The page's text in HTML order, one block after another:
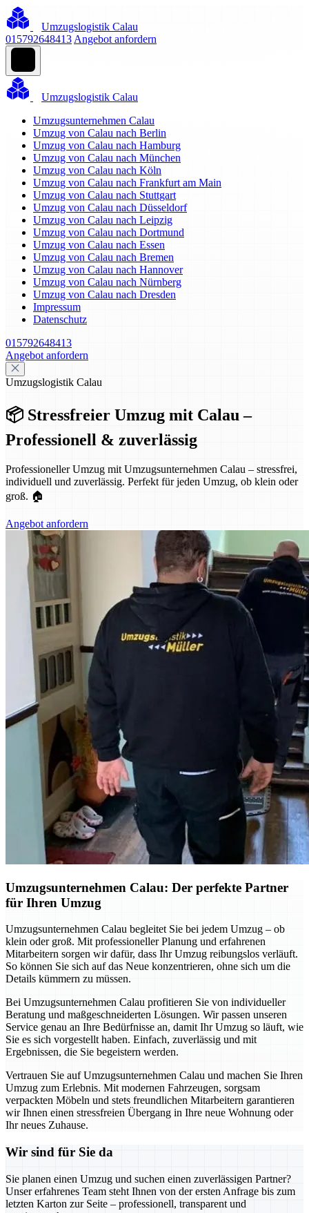
Umzugslogistik Calau
015792648413 Angebot anfordern
Umzugslogistik Calau
Umzugsunternehmen Calau
Umzug von Calau nach Berlin
Umzug von Calau nach Hamburg
Umzug von Calau nach München
Umzug von Calau nach Köln
Umzug von Calau nach Frankfurt am Main
Umzug von Calau nach Stuttgart
Umzug von Calau nach Düsseldorf
Umzug von Calau nach Leipzig
Umzug von Calau nach Dortmund
Umzug von Calau nach Essen
Umzug von Calau nach Bremen
Umzug von Calau nach Hannover
Umzug von Calau nach Nürnberg
Umzug von Calau nach Dresden
Impressum
Datenschutz
015792648413
Angebot anfordern
Umzugslogistik Calau
📦 Stressfreier Umzug mit Calau –
Professionell & zuverlässig
Professioneller Umzug mit Umzugsunternehmen Calau – stressfrei,
individuell und zuverlässig. Perfekt für jeden Umzug, ob klein oder
groß. 🏠
Angebot anfordern
Umzugsunternehmen Calau: Der perfekte Partner
für Ihren Umzug
Umzugsunternehmen Calau begleitet Sie bei jedem Umzug – ob
klein oder groß. Mit professioneller Planung und erfahrenen
Mitarbeitern sorgen wir dafür, dass Ihr Umzug reibungslos verläuft.
So können Sie sich auf das Neue konzentrieren, ohne sich um die
Details kümmern zu müssen.
Bei Umzugsunternehmen Calau profitieren Sie von individueller
Beratung und maßgeschneiderten Lösungen. Wir passen unseren
Service genau an Ihre Bedürfnisse an, damit Ihr Umzug so läuft, wie
Sie es sich vorgestellt haben. Einfach, zuverlässig und mit
Ergebnissen, die Sie begeistern werden.
Vertrauen Sie auf Umzugsunternehmen Calau und machen Sie Ihren
Umzug zum Erlebnis. Mit modernen Fahrzeugen, sorgsam
verpackten Möbeln und stets freundlichen Mitarbeitern garantieren
wir Ihnen einen stressfreien Übergang in Ihre neue Wohnung oder
Ihr neues Zuhause.
Wir sind für Sie da
Sie planen einen Umzug und suchen einen zuverlässigen Partner?
Unser erfahrenes Team steht Ihnen von der ersten Anfrage bis zum
letzten Karton zur Seite – professionell, transparent und